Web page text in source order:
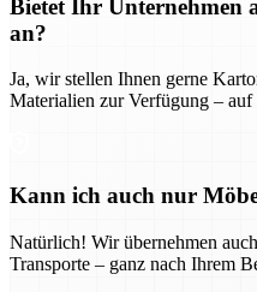
Bietet Ihr Unternehmen
an?
Ja, wir stellen Ihnen gerne
Materialien zur Verfügung –
Kann ich auch nur
Natürlich! Wir übernehmen
Transporte – ganz nach Ihrem